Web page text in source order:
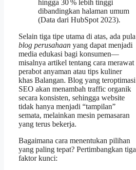
hingga 30 % lebih tinggi
dibandingkan halaman umum
(Data dari HubSpot 2023).
Selain tiga tipe utama di atas, ada pula
blog perusahaan yang dapat menjadi
media edukasi bagi konsumen—
misalnya artikel tentang cara merawat
perabot anyaman atau tips kuliner
khas Balangan. Blog yang teroptimasi
SEO akan menambah traffic organik
secara konsisten, sehingga website
tidak hanya menjadi “tampilan”
semata, melainkan mesin pemasaran
yang terus bekerja.
Bagaimana cara menentukan pilihan
yang paling tepat? Pertimbangkan tiga
faktor kunci: